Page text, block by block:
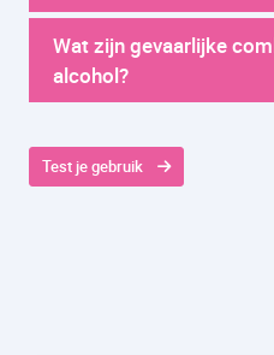
Wat zijn gevaarlijke
alcohol?
Test je gebruik